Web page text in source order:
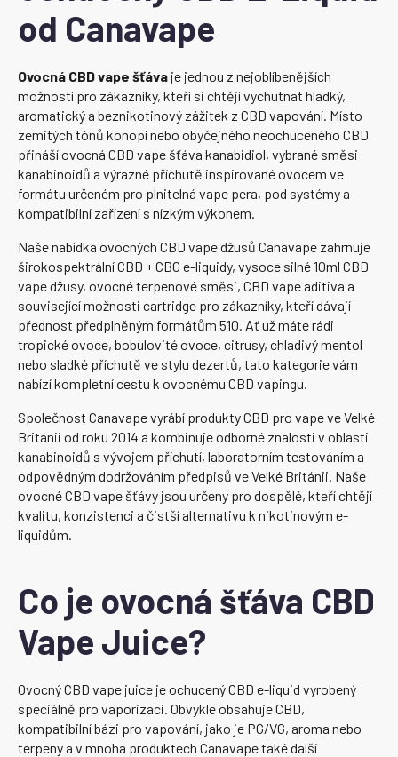
od Canavape
Ovocná CBD vape šťáva je jednou z nejoblíbenějších
možností pro zákazníky, kteří si chtějí vychutnat hladký,
aromatický a beznikotinový zážitek z CBD vapování. Místo
zemitých tónů konopí nebo obyčejného neochuceného CBD
přináší ovocná CBD vape šťáva kanabidiol, vybrané směsi
kanabinoidů a výrazné příchutě inspirované ovocem ve
formátu určeném pro plnitelná vape pera, pod systémy a
kompatibilní zařízení s nízkým výkonem.
Naše nabídka ovocných CBD vape džusů Canavape zahrnuje
širokospektrální CBD + CBG e-liquidy, vysoce silné 10ml CBD
vape džusy, ovocné terpenové směsi, CBD vape aditiva a
související možnosti cartridge pro zákazníky, kteří dávají
přednost předplněným formátům 510. Ať už máte rádi
tropické ovoce, bobulovité ovoce, citrusy, chladivý mentol
nebo sladké příchutě ve stylu dezertů, tato kategorie vám
nabízí kompletní cestu k ovocnému CBD vapingu.
Společnost Canavape vyrábí produkty CBD pro vape ve Velké
Británii od roku 2014 a kombinuje odborné znalosti v oblasti
kanabinoidů s vývojem příchutí, laboratorním testováním a
odpovědným dodržováním předpisů ve Velké Británii. Naše
ovocné CBD vape šťávy jsou určeny pro dospělé, kteří chtějí
kvalitu, konzistenci a čistší alternativu k nikotinovým e-
liquidům.
Co je ovocná šťáva CBD
Vape Juice?
Ovocný CBD vape juice je ochucený CBD e-liquid vyrobený
speciálně pro vaporizaci. Obvykle obsahuje CBD,
kompatibilní bázi pro vapování, jako je PG/VG, aroma nebo
terpeny a v mnoha produktech Canavape také další